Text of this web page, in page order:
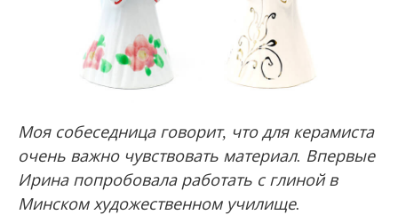
Моя собеседница говорит, что для керамиста
очень важно чувствовать материал. Впервые
Ирина попробовала работать с глиной в
Минском художественном училище.